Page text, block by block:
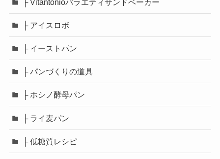
├ Vitantonioバラエティサンドベーカー
├ アイスロボ
├ イーストパン
├ パンづくりの道具
├ ホシノ酵母パン
├ ライ麦パン
├ 低糖質レシピ